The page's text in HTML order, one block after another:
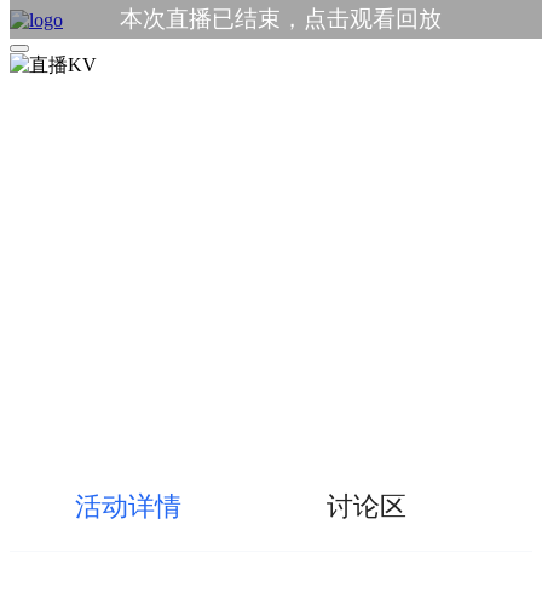
本次直播已结束，点击观看回放
活动详情 讨论区